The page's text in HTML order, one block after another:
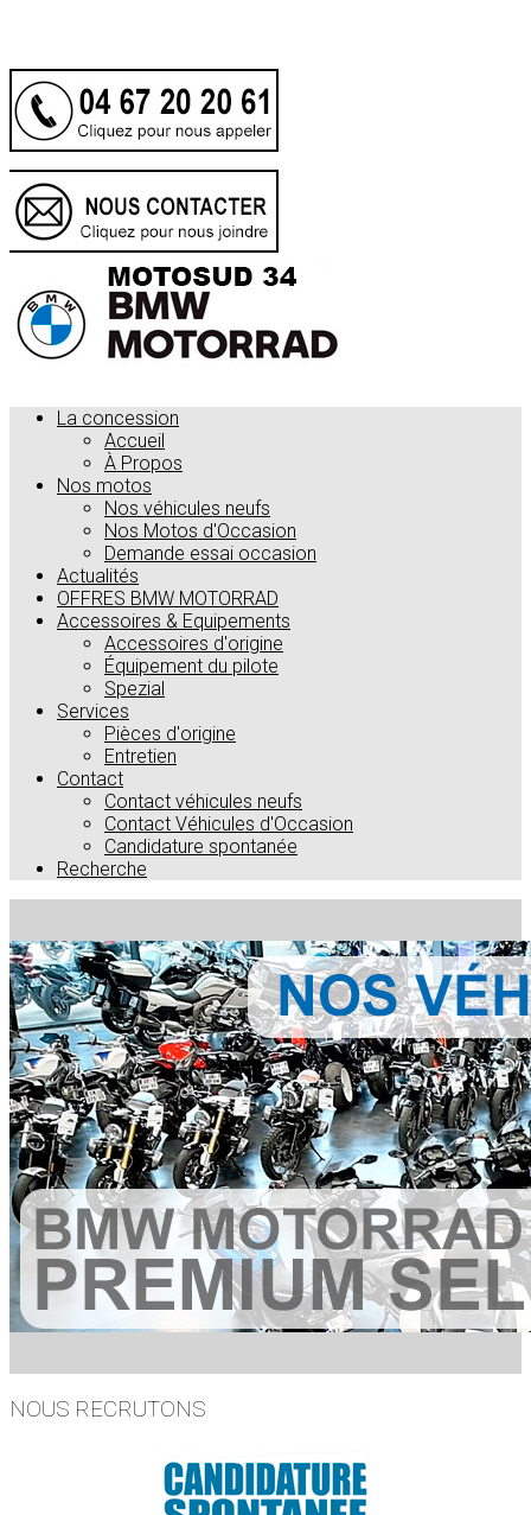
La concession
Accueil
À Propos
Nos motos
Nos véhicules neufs
Nos Motos d'Occasion
Demande essai occasion
Actualités
OFFRES BMW MOTORRAD
Accessoires & Equipements
Accessoires d'origine
Équipement du pilote
Spezial
Services
Pièces d'origine
Entretien
Contact
Contact véhicules neufs
Contact Véhicules d'Occasion
Candidature spontanée
Recherche
NOUS RECRUTONS